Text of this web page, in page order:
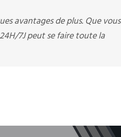
avantages de plus. Que vous
7J peut se faire toute la